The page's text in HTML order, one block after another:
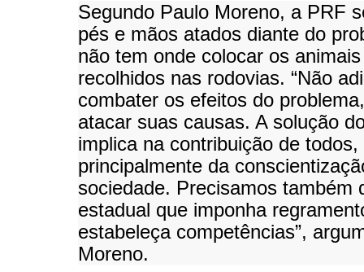
Segundo Paulo Moreno, a PRF
pés e mãos atados diante do
não tem onde colocar os
recolhidos nas rodovias. “Não
combater os efeitos do
atacar suas causas. A solução
implica na contribuição de todos,
principalmente da
sociedade. Precisamos também
estadual que imponha
estabeleça competências”,
Moreno.